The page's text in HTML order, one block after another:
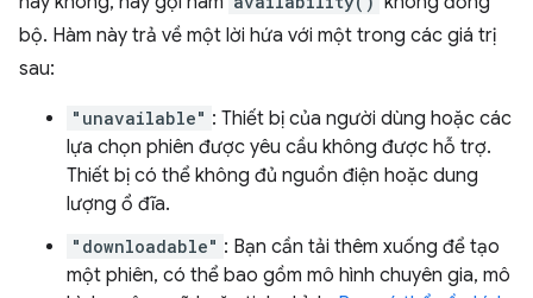
bộ. Hàm này trả về một lời hứa với một trong các giá trị
sau:
"unavailable" : Thiết bị của người dùng hoặc các
lựa chọn phiên được yêu cầu không được hỗ trợ.
Thiết bị có thể không đủ nguồn điện hoặc dung
lượng ổ đĩa.
"downloadable" : Bạn cần tải thêm xuống để tạo
một phiên, có thể bao gồm mô hình chuyên gia, mô